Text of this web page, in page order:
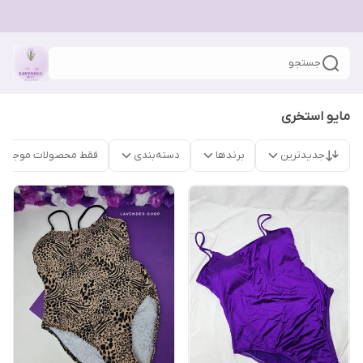
جستجو
مایو استخری
جدیدترین برندها دسته‌بندی فقط محصولات موجود